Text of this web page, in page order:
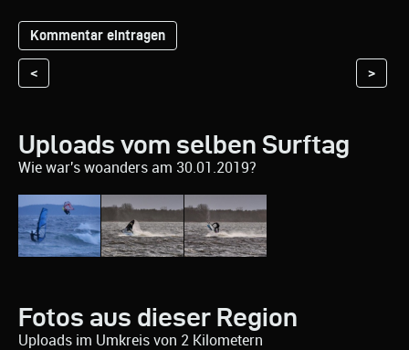
< >
Uploads vom selben Surftag
Wie war's woanders am 30.01.2019?
Fotos aus dieser Region
Uploads im Umkreis von 2 Kilometern